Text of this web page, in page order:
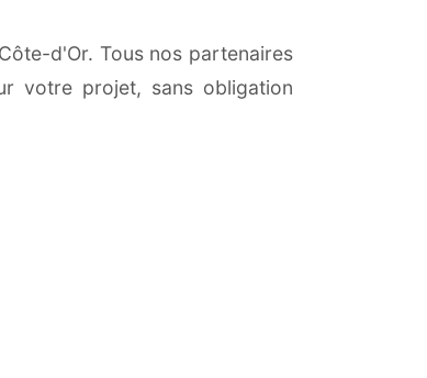
d'Or. Tous nos partenaires
votre projet, sans obligation